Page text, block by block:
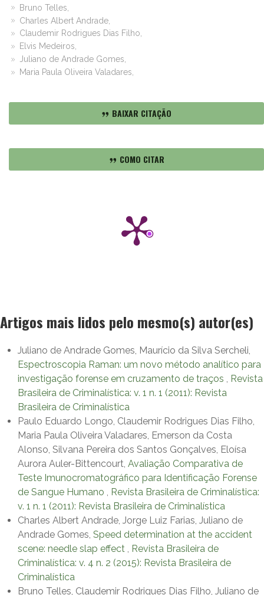
Bruno Telles,
Charles Albert Andrade,
Claudemir Rodrigues Dias Filho,
Elvis Medeiros,
Juliano de Andrade Gomes,
Maria Paula Oliveira Valadares,
BAIXAR CITAÇÃO
COMO CITAR
Artigos mais lidos pelo mesmo(s) autor(es)
Juliano de Andrade Gomes, Maurício da Silva Sercheli,
Espectroscopia Raman: um novo método analítico para
investigação forense em cruzamento de traços , Revista
Brasileira de Criminalística: v. 1 n. 1 (2011): Revista
Brasileira de Criminalística
Paulo Eduardo Longo, Claudemir Rodrigues Dias Filho,
Maria Paula Oliveira Valadares, Emerson da Costa
Alonso, Silvana Pereira dos Santos Gonçalves, Eloísa
Aurora Auler-Bittencourt, Avaliação Comparativa de
Teste Imunocromatográfico para Identificação Forense
de Sangue Humano , Revista Brasileira de Criminalística:
v. 1 n. 1 (2011): Revista Brasileira de Criminalística
Charles Albert Andrade, Jorge Luiz Farias, Juliano de
Andrade Gomes, Speed determination at the accident
scene: needle slap effect , Revista Brasileira de
Criminalística: v. 4 n. 2 (2015): Revista Brasileira de
Criminalística
Bruno Telles, Claudemir Rodrigues Dias Filho, Juliano de